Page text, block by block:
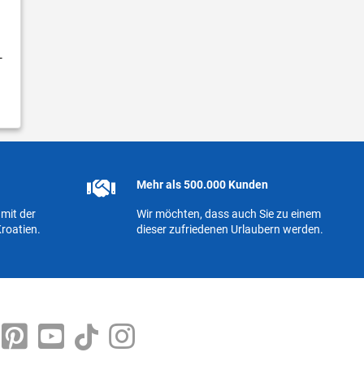
der
Mehr als 500.000 Kunden
Wir möchten, dass auch Sie zu einem
dieser zufriedenen Urlaubern werden.